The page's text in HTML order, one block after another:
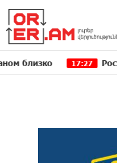
17:27 Рост цен